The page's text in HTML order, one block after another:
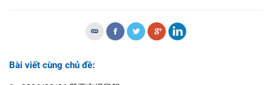
Bài viết cùng chủ đề: